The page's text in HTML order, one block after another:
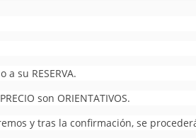
su RESERVA.
son ORIENTATIVOS.
y tras la confirmación, se